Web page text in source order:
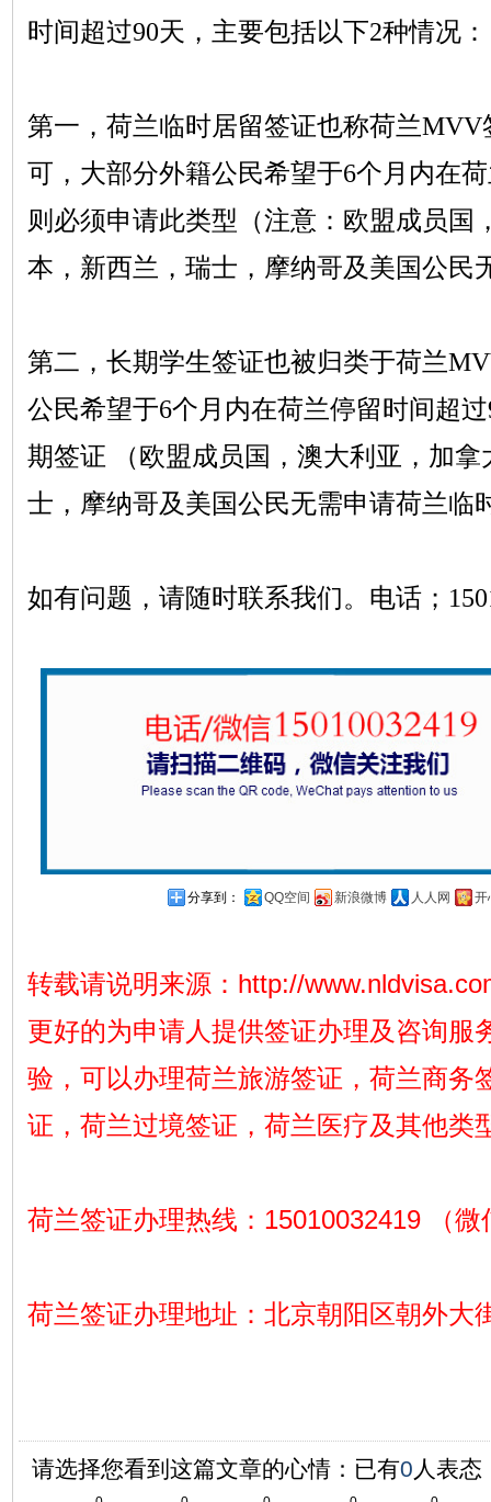
时间超过90天，主要包括以下2种情况：
第一，荷兰临时居留签证也称荷兰MVV
可，大部分外籍公民希望于6个月内在
则必须申请此类型（注意：欧盟成员国
本，新西兰，瑞士，摩纳哥及美国公民
第二，长期学生签证也被归类于荷兰
公民希望于6个月内在荷兰停留时间超
期签证 （欧盟成员国，澳大利亚，加
士，摩纳哥及美国公民无需申请荷兰临
如有问题，请随时联系我们。 电话；
分享到： QQ空间 新浪微博 人人网 开
转载请说明来源： http://
更好的为申请人提供签证办理及咨询服
验，可以办理荷兰旅游签证，荷兰商务
证，荷兰过境签证，荷兰医疗及其他类
荷兰签证办理热线：15010032419 （
荷兰签证办理地址：北京朝阳区朝外大
请选择您看到这篇文章的心情：已有0 人表态